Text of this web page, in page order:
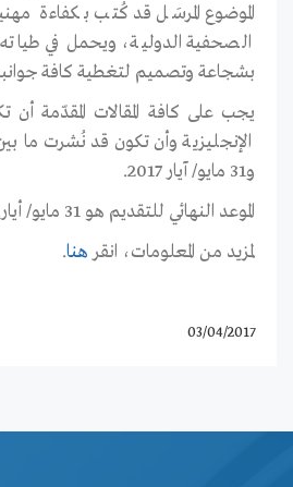
الموضوع المرسَل قد كُتب بكفاءة
الصحفية الدولية، ويحمل في
بشجاعة وتصميم لتغطية كافة
يجب على كافة المقالات المقدّمة أن
و31 مايو/ آيار 2017.
الموعد النهائي للتقديم هو 31 مايو/ أيار.
لمزيد من المعلومات، انقر هنا.
03/04/2017